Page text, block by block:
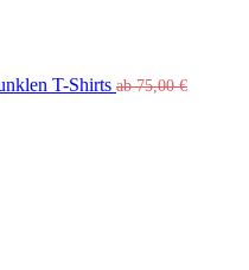
T-Shirts ab75,00€